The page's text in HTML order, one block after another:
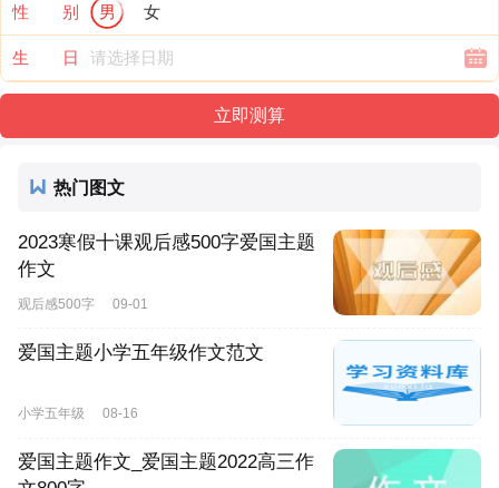
性 别 男 女
生 日
热门图文
2023寒假十课观后感500字爱国主题
作文
观后感500字 09-01
爱国主题小学五年级作文范文
小学五年级 08-16
爱国主题作文_爱国主题2022高三作